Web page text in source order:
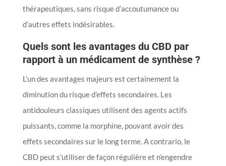
thérapeutiques, sans risque d’accoutumance ou
d’autres effets indésirables.
Quels sont les avantages du CBD par
rapport à un médicament de synthèse ?
L’un des avantages majeurs est certainement la
diminution du risque d’effets secondaires. Les
antidouleurs classiques utilisent des agents actifs
puissants, comme la morphine, pouvant avoir des
effets secondaires sur le long terme. A contrario, le
CBD peut s’utiliser de façon régulière et n’engendre